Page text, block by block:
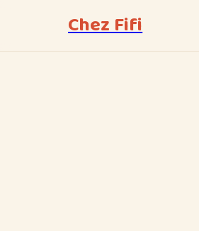
Chez Fifi